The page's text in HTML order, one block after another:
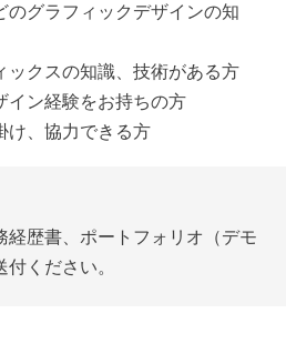
グラフィックデザインの知
クスの知識、技術がある方
ン経験をお持ちの方
、協力できる方
経歴書、ポートフォリオ（デモ
ください。